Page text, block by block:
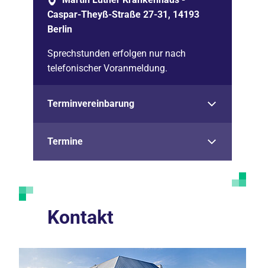
Caspar-Theyß-Straße 27-31, 14193
Berlin
Sprechstunden erfolgen nur nach
telefonischer Voranmeldung.
Terminvereinbarung
Termine
Kontakt